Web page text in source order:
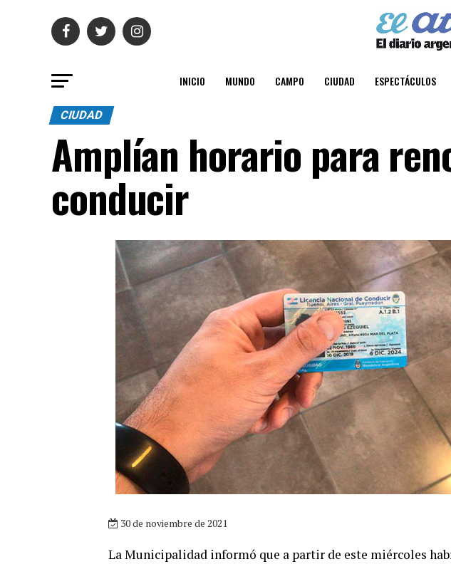
INICIO MUNDO CAMPO CIUDAD ESPECTÁCULOS
CIUDAD
Amplían horario para
conducir
30 de noviembre de 2021
La Municipalidad informó que a partir de este miércoles